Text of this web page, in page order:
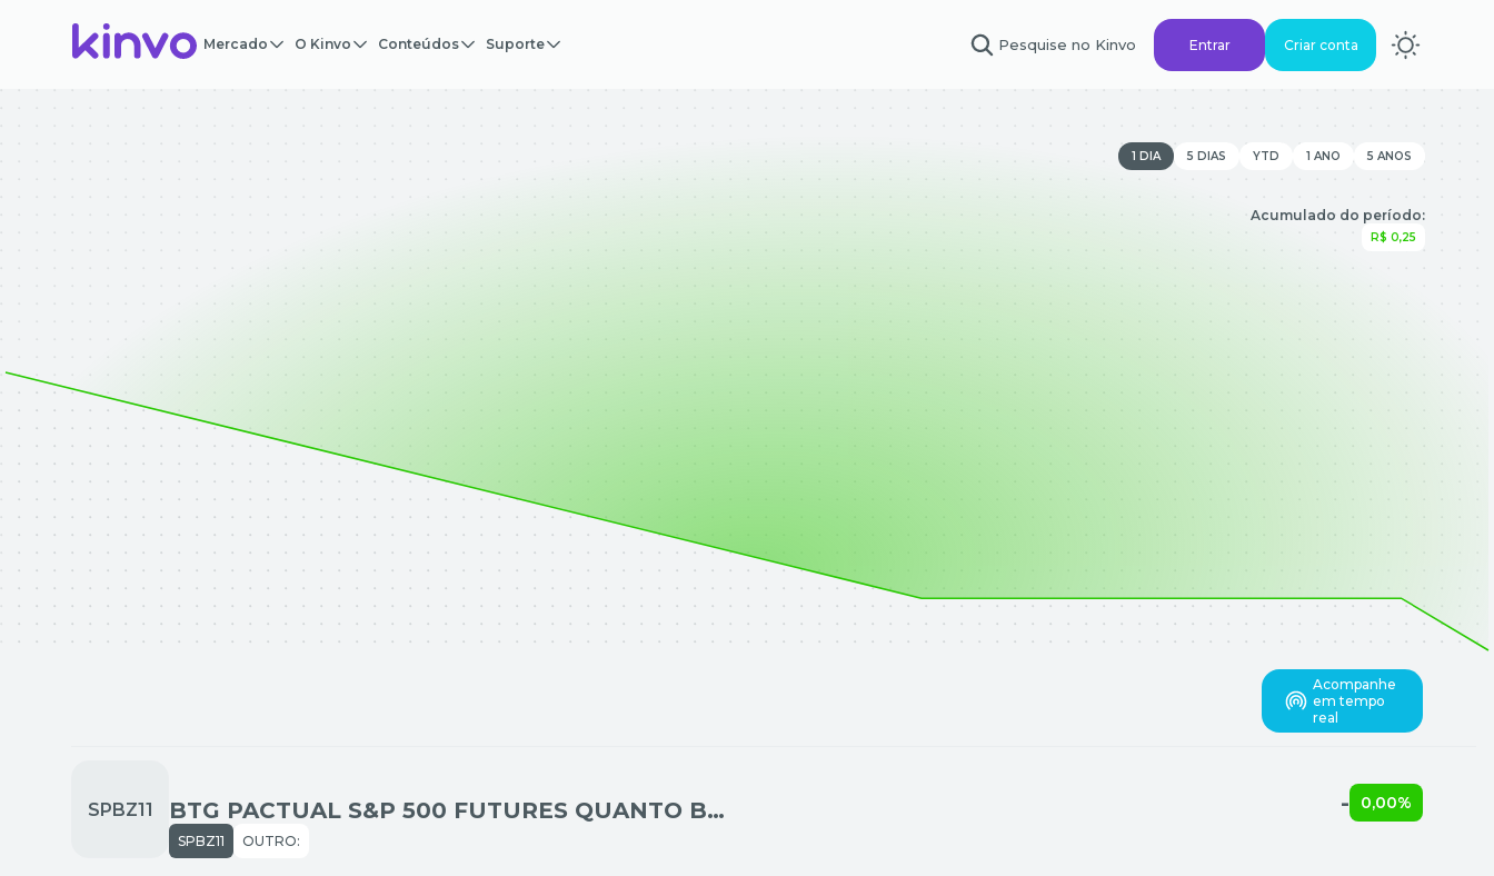
Mercado O Kinvo Conteúdos Suporte Pesquise no Kinvo Entrar Criar conta
1 DIA 5 DIAS YTD 1 ANO 5 ANOS
Acumulado do período:
R$ 0,25
BTG PACTUAL S&P 500 FUTURES QUANTO BRL
SPBZ11 OUTRO:
Acompanhe
em tempo
real
- 0,00%